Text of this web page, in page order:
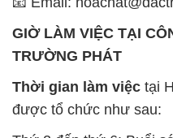
được tổ chức như sau:
Thứ 2 đến thứ 6: Buổi
chiều: từ 12h30 đến 17h
Thứ 7: Buổi sáng: từ
12h30 đến 16h